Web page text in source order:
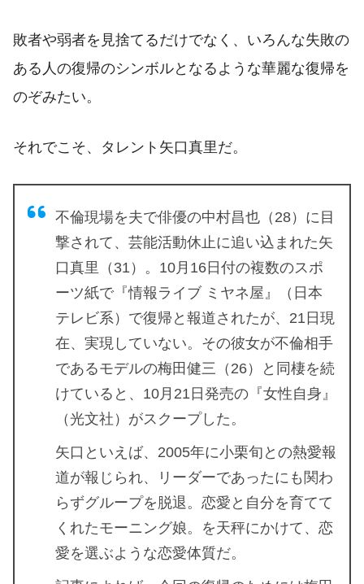
敗者や弱者を見捨てるだけでなく、いろんな失敗の
ある人の復帰のシンボルとなるような華麗な復帰を
のぞみたい。
それでこそ、タレント矢口真里だ。
不倫現場を夫で俳優の中村昌也（28）に目
撃されて、芸能活動休止に追い込まれた矢
口真里（31）。10月16日付の複数のスポ
ーツ紙で『情報ライブ ミヤネ屋』（日本
テレビ系）で復帰と報道されたが、21日現
在、実現していない。その彼女が不倫相手
であるモデルの梅田健三（26）と同棲を続
けていると、10月21日発売の『女性自身』
（光文社）がスクープした。
矢口といえば、2005年に小栗旬との熱愛報
道が報じられ、リーダーであったにも関わ
らずグループを脱退。恋愛と自分を育てて
くれたモーニング娘。を天秤にかけて、恋
愛を選ぶような恋愛体質だ。